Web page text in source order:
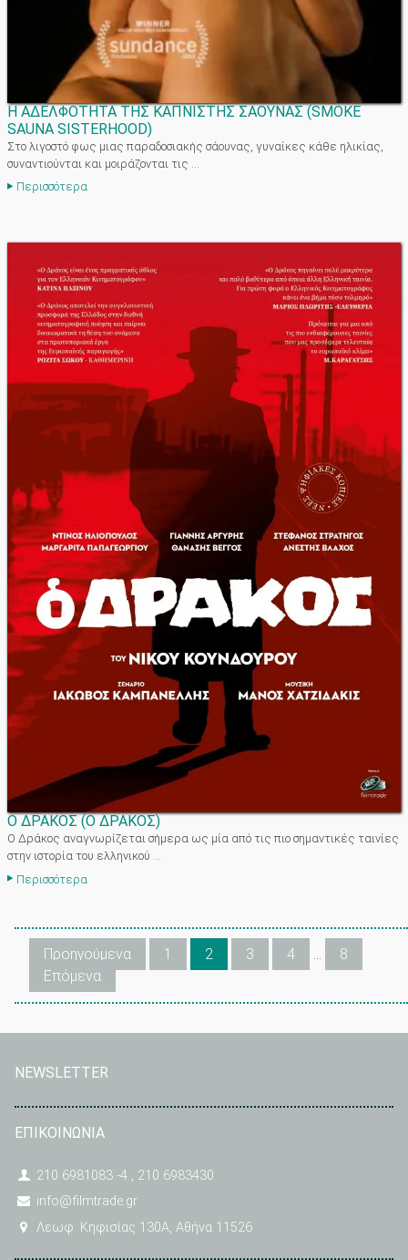
Η ΑΔΕΛΦΟΤΗΤΑ ΤΗΣ ΚΑΠΝΙΣΤΗΣ ΣΑΟΥΝΑΣ(SMOKE
SAUNA SISTERHOOD)
Στο λιγοστό φως μιας παραδοσιακής σάουνας, γυναίκες κάθε ηλικίας,
συναντιούνται και μοιράζονται τις ...
Περισσότερα
Ο ΔΡΑΚΟΣ (Ο ΔΡΑΚΟΣ)
Ο Δράκος αναγνωρίζεται σήμερα ως μία από τις πιο σημαντικές ταινίες
στην ιστορία του ελληνικού ...
Περισσότερα
Προηγούμενα 1 2 3 4 …
8
Επόμενα
NEWSLETTER
ΕΠΙΚΟΙΝΩΝΙΑ
210 6981083 -4 , 210 6983430
info@filmtrade.gr
Λεωφ. Κηφισίας 130A, Αθήνα 11526